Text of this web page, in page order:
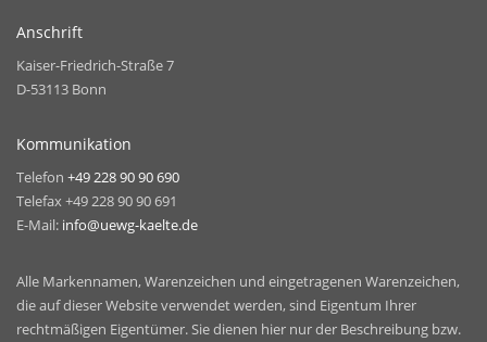
Anschrift
Kaiser-Friedrich-Straße 7
D-53113 Bonn
Kommunikation
Telefon +49 228 90 90 690
Telefax +49 228 90 90 691
E-Mail: info@uewg-kaelte.de
Alle Markennamen, Warenzeichen und eingetragenen Warenzeichen,
die auf dieser Website verwendet werden, sind Eigentum Ihrer
rechtmäßigen Eigentümer. Sie dienen hier nur der Beschreibung bzw.